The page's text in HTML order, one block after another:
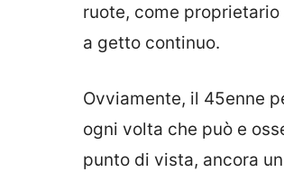
ruote, come
a getto continuo.
Ovviamente, il 45enne
ogni volta che può e
punto di vista, ancora